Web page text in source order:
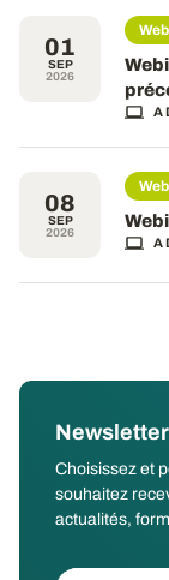
01
SEP
2026
A
08
SEP
2026
A
Choisissez et
souhaitez
actualités,